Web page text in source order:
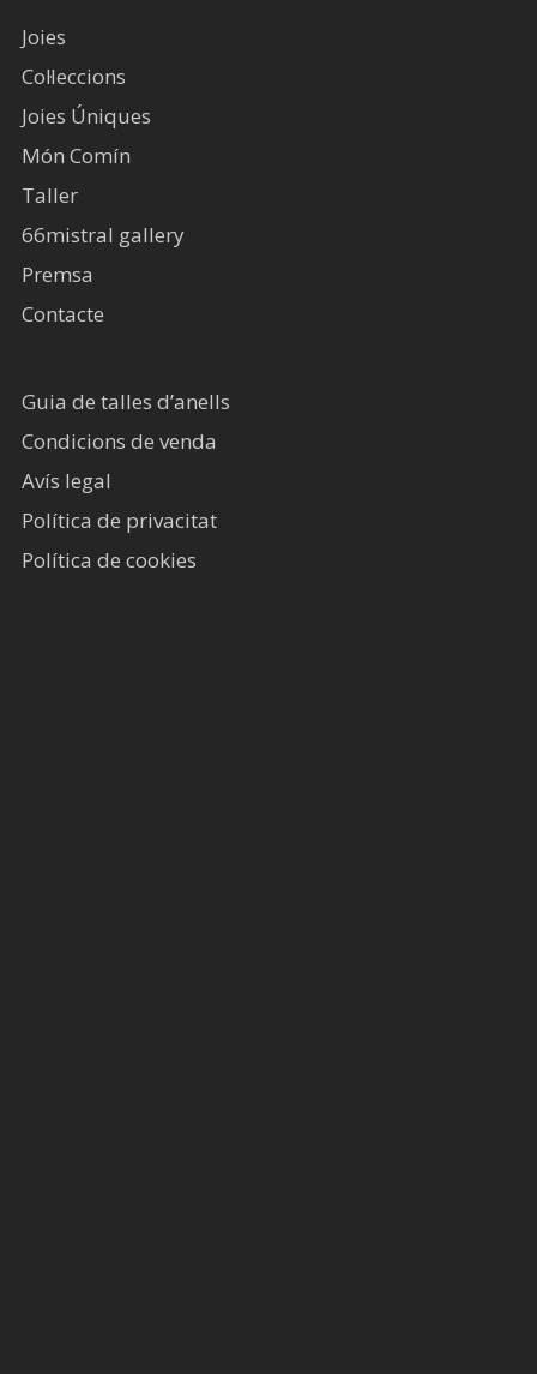
Joies
Col·leccions
Joies Úniques
Món Comín
Taller
66mistral gallery
Premsa
Contacte
Guia de talles d’anells
Condicions de venda
Avís legal​
Política de privacitat
Política de cookies